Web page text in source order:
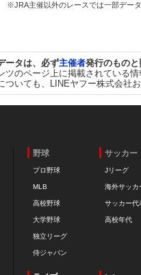
※JRA主催以外のレースでは一部デー
ータは、必ず主催者発行のものと
ツのページ上に掲載されている
いても、LINEヤフー株式会社
野球
プロ野球
MLB
高校野球
大学野球
独立リーグ
侍ジャパン
サッカー
Jリーグ
海外サッカ
サッカー代
高校年代